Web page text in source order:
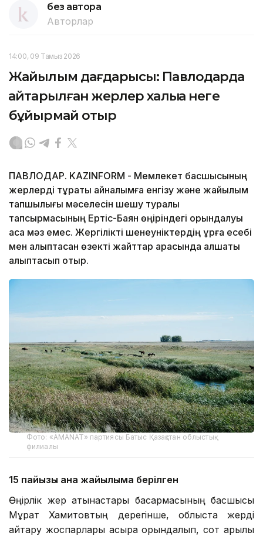
без автора
Авторлар
14:00, 09 Тамыз 2026
Жайылым дағдарысы: Павлодарда
қайтарылған жерлер халыққа неге
бұйырмай отыр
ПАВЛОДАР. KAZINFORM - Мемлекет басшысының
жерлерді тұрақты айналымға енгізу және жайылым
тапшылығы мәселесін шешу туралы
тапсырмасының Ертіс-Баян өңіріндегі орындалуы
аса мәз емес. Жергілікті шенеуніктердің құрғақ есебі
мен қалыптасқан өзекті жайттар арасында алшақтық
қалыптасып отыр.
Фото: «AMANAT» партиясы Батыс Қазақстан облыстық
филиалы
15 пайызы ғана жайылымға берілген
Өңірлік жер қатынастары басқармасының басшысы
Мұрат Хамитовтың дерегінше, облыста жерді
қайтару жоспарлары асыра орындалып, сот арқылы